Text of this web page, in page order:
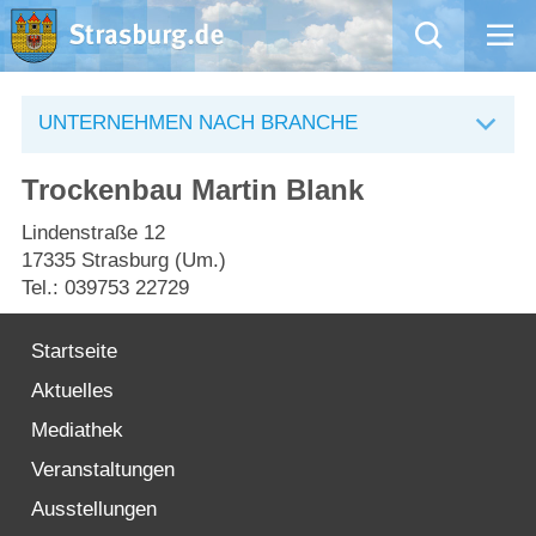
Rathaus
Natur – Kultur – Tourismus
Wirtschaft
Willkommen in Strasburg (Uckermark)
UNTERNEHMEN NACH BRANCHE
Trockenbau Martin Blank
Lindenstraße 12
17335 Strasburg (Um.)
Tel.: 039753 22729
Startseite
Aktuelles
Mediathek
Veranstaltungen
Ausstellungen